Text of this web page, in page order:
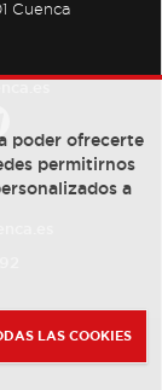
Cuenca
poder ofrecerte
permitirnos
a
LAS COOKIES